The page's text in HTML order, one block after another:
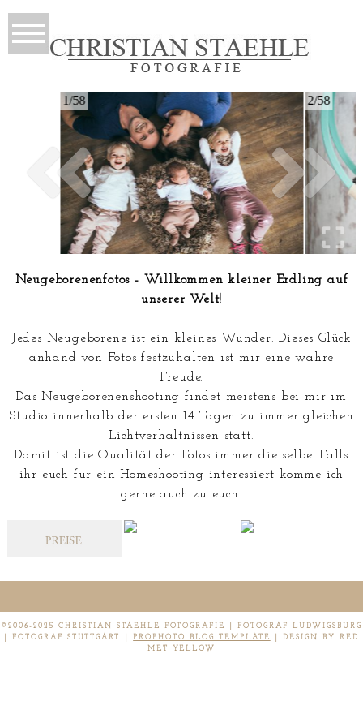
1/58 2/58
Neugeborenenfotos - Willkommen kleiner Erdling auf
unserer Welt!
Jedes Neugeborene ist ein kleines Wunder. Dieses Glück
anhand von Fotos festzuhalten ist mir eine wahre
Freude.
Das Neugeborenenshooting findet meistens bei mir im
Studio innerhalb der ersten 14 Tagen zu immer gleichen
Lichtverhältnissen statt.
Damit ist die Qualität der Fotos immer die selbe. Falls
ihr euch für ein Homeshooting interessiert komme ich
gerne auch zu euch.
©2006-2025 CHRISTIAN STAEHLE FOTOGRAFIE | FOTOGRAF LUDWIGSBURG
| FOTOGRAF STUTTGART
PROPHOTO BLOG TEMPLATE
DESIGN BY RED
MET YELLOW